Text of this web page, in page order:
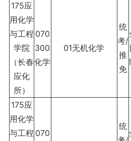
175应
用化学
与工程
学院
（长春
应化
所）
070
300
化学
01无机化学
统
考/
推
免
175应
用化学
与工程 070
统